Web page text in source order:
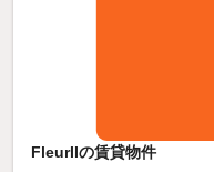
FleurIIの賃貸物件